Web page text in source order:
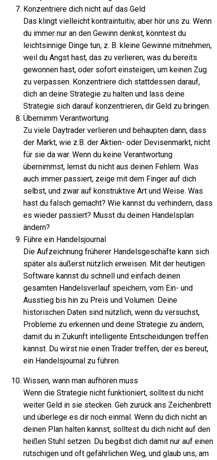
Konzentriere dich nicht auf das Geld
Das klingt vielleicht kontraintuitiv, aber hör uns zu. Wenn
du immer nur an den Gewinn denkst, könntest du
leichtsinnige Dinge tun, z. B. kleine Gewinne mitnehmen,
weil du Angst hast, das zu verlieren, was du bereits
gewonnen hast, oder sofort einsteigen, um keinen Zug
zu verpassen. Konzentriere dich stattdessen darauf,
dich an deine Strategie zu halten und lass deine
Strategie sich darauf konzentrieren, dir Geld zu bringen.
Übernimm Verantwortung
Zu viele Daytrader verlieren und behaupten dann, dass
der Markt, wie z.B. der Aktien- oder Devisenmarkt, nicht
für sie da war. Wenn du keine Verantwortung
übernimmst, lernst du nicht aus deinen Fehlern. Was
auch immer passiert, zeige mit dem Finger auf dich
selbst, und zwar auf konstruktive Art und Weise. Was
hast du falsch gemacht? Wie kannst du verhindern, dass
es wieder passiert? Musst du deinen Handelsplan
ändern?
Führe ein Handelsjournal
Die Aufzeichnung früherer Handelsgeschäfte kann sich
später als äußerst nützlich erweisen. Mit der heutigen
Software kannst du schnell und einfach deinen
gesamten Handelsverlauf speichern, vom Ein- und
Ausstieg bis hin zu Preis und Volumen. Deine
historischen Daten sind nützlich, wenn du versuchst,
Probleme zu erkennen und deine Strategie zu ändern,
damit du in Zukunft intelligente Entscheidungen treffen
kannst. Du wirst nie einen Trader treffen, der es bereut,
ein Handelsjournal zu führen.
Wissen, wann man aufhören muss
Wenn die Strategie nicht funktioniert, solltest du nicht
weiter Geld in sie stecken. Geh zurück ans Zeichenbrett
und überlege es dir noch einmal. Wenn du dich nicht an
deinen Plan halten kannst, solltest du dich nicht auf den
heißen Stuhl setzen. Du begibst dich damit nur auf einen
rutschigen und oft gefährlichen Weg, und glaub uns, am